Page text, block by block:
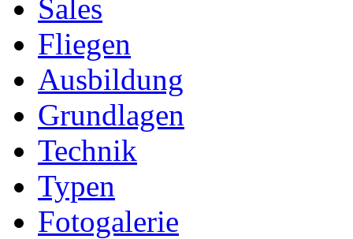
Sales
Fliegen
Ausbildung
Grundlagen
Technik
Typen
Fotogalerie